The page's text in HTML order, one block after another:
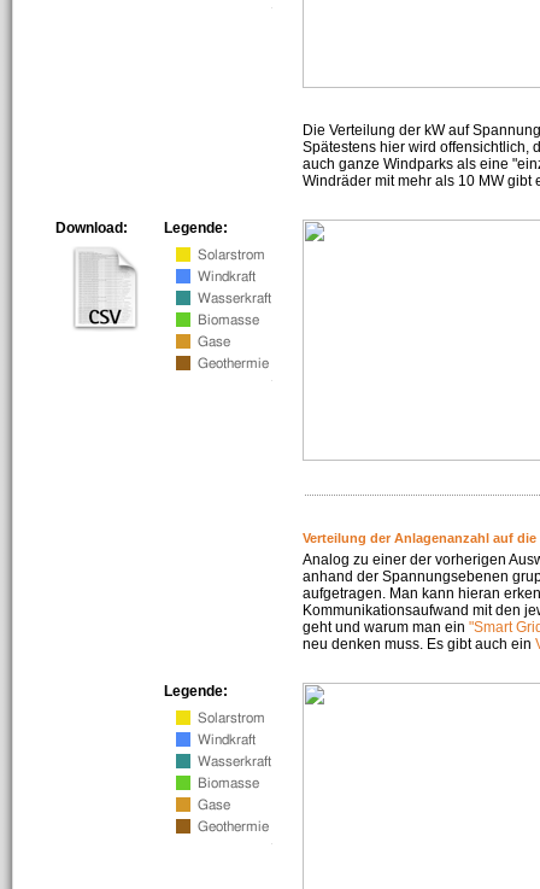
Die Verteilung der kW auf
Spätestens hier wird offensichtlich,
auch ganze Windparks als eine
Windräder mit mehr als 10 MW gibt
Legende:
Download:
Verteilung der Anlagenanzahl auf die
Analog zu einer der vorherigen
anhand der Spannungsebenen
aufgetragen. Man kann hieran
Kommunikationsaufwand mit den
geht und warum man ein "Smart
neu denken muss. Es gibt auch ein
Legende: